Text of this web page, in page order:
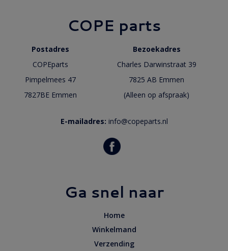
COPE parts
Postadres
Bezoekadres
COPEparts
Charles Darwinstraat 39
Pimpelmees 47
7825 AB Emmen
7827BE Emmen
(Alleen op afspraak)
E-mailadres: info@copeparts.nl
Ga snel naar
Home
Winkelmand
Verzending